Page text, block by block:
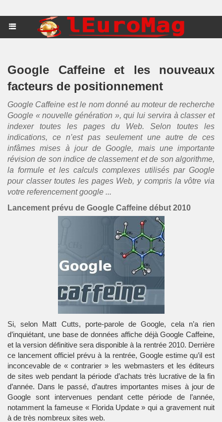
Google Caffeine et les nouveaux
facteurs de positionnement
Google Caffeine est le nom donné au moteur de recherche
Google « nouvelle génération », qui lui servira à classer et
indexer toutes les pages du Web. Selon toutes les
indications, ce n’est pas seulement une autre de ces
infâmes mises à jour de Google, mais une importante
révision de son indice de classement et de son algorithme,
la formule et les calculs complexes utilisés par Google
pour classer toutes les pages Web, y compris la vôtre via
votre referencement google ...
Lancement prévu de Google Caffeine début 2010
Si, selon Matt Cutts, porte-parole de Google, cela n’a rien
d’inquiétant, une base de données affiche déjà Google Caffeine,
et la version définitive sera disponible à la rentrée 2010. Derrière
ce lancement officiel prévu à la rentrée, Google estime qu’il est
inconcevable de « contrarier » les webmasters et les éditeurs
de sites web pendant la période d’achats très lucrative de la fin
d’année. Dans le passé, d’autres importantes mises à jour de
Google sont intervenues pendant cette période de l’année,
notamment la fameuse « Florida Update » qui a gravement nuit
à de très nombreux sites web.